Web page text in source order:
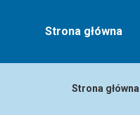
Strona główna
Strona główna